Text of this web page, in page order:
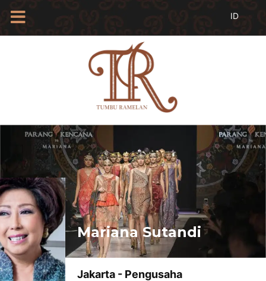
PROFIL
BATIK
KATALOG
BATIK
TANYA
JAWAB
LINKS
Mariana Sutandi
Jakarta - Pengusaha